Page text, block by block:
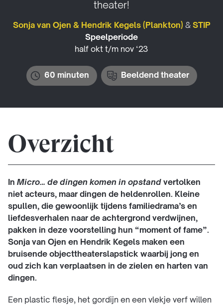
theater!
Sonja van Ojen & Hendrik Kegels (Plankton) & STIP
Speelperiode
half okt t/m nov ‘23
60 minuten Beeldend theater
Overzicht
In Micro… de dingen komen in opstand vertolken
niet acteurs, maar dingen de heldenrollen. Kleine
spullen, die gewoonlijk tijdens familiedrama’s en
liefdesverhalen naar de achtergrond verdwijnen,
pakken in deze voorstelling hun “moment of fame”.
Sonja van Ojen en Hendrik Kegels maken een
bruisende objecttheaterslapstick waarbij jong en
oud zich kan verplaatsen in de zielen en harten van
dingen.
Een plastic flesje, het gordijn en een vlekje verf willen